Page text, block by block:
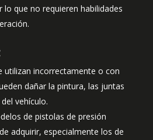
que no requieren habilidades
utilizan incorrectamente o con
dañar la pintura, las juntas
vehículo.
de pistolas de presión
adquirir, especialmente los de